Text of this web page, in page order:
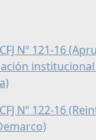
Nº 121-16
Nº 122-16